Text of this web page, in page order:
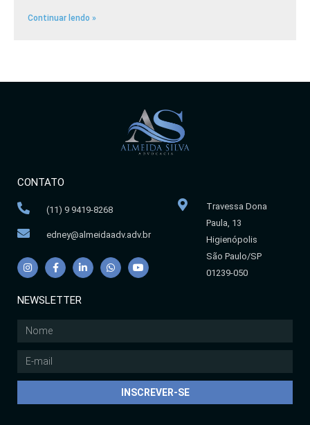
Continuar lendo »
CONTATO
(11) 9 9419-8268
edney@almeidaadv.adv.br
Travessa Dona
Paula, 13
Higienópolis
São Paulo/SP
01239-050
NEWSLETTER
INSCREVER-SE